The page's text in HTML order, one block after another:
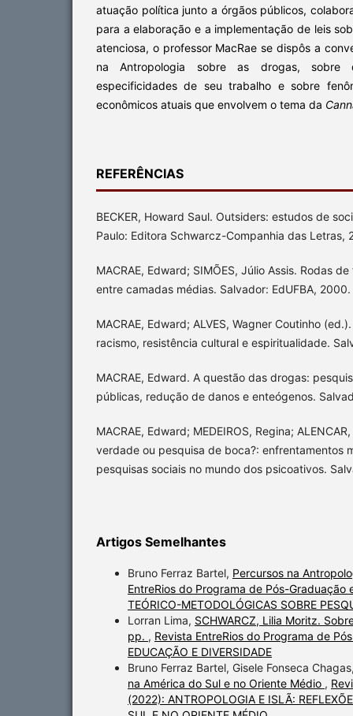
atuação política junto a órgãos públicos,
para a elaboração e a implementação de leis
atenciosa, o professor MacRae se dispôs a
na Antropologia sobre as drogas, sobre
especificidades de seu trabalho e sobre
econômicos atuais que envolvem o tema da
REFERÊNCIAS
BECKER, Howard Saul. Outsiders: estudos de
Paulo: Editora Schwarcz-Companhia das Letras,
MACRAE, Edward; SIMÕES, Júlio Assis. Rodas
entre camadas médias. Salvador: EdUFBA, 2000.
MACRAE, Edward; ALVES, Wagner Coutinho
racismo, resistência cultural e espiritualidade.
MACRAE, Edward. A questão das drogas:
públicas, redução de danos e enteógenos.
MACRAE, Edward; MEDEIROS, Regina;
verdade ou pesquisa de boca?: enfrentamentos
pesquisas sociais no mundo dos psicoativos.
Artigos Semelhantes
Bruno Ferraz Bartel, Percursos na
EntreRios do Programa de Pós-Graduação
TEÓRICO-METODOLÓGICAS SOBRE
Lorran Lima, SCHWARCZ, Lilia Moritz.
pp. , Revista EntreRios do Programa de
EDUCAÇÃO E DIVERSIDADE
Bruno Ferraz Bartel, Gisele Fonseca Chagas,
na América do Sul e no Oriente Médio ,
(2022): ANTROPOLOGIA E ISLÃ: